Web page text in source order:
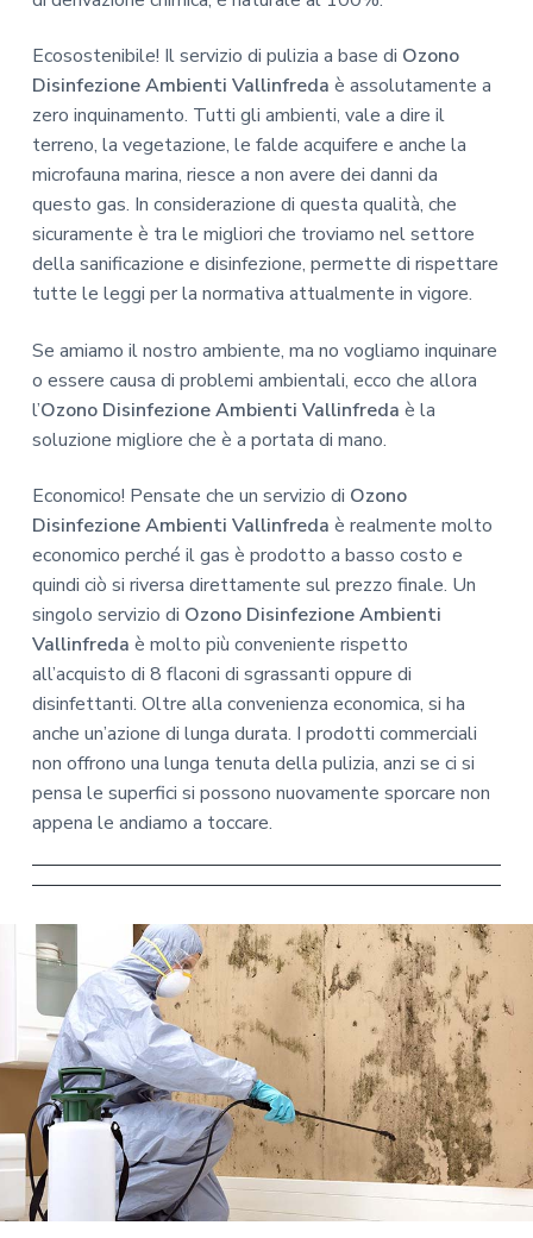
Ecosostenibile! Il servizio di pulizia a base di Ozono
Disinfezione Ambienti Vallinfreda è assolutamente a
zero inquinamento. Tutti gli ambienti, vale a dire il
terreno, la vegetazione, le falde acquifere e anche la
microfauna marina, riesce a non avere dei danni da
questo gas. In considerazione di questa qualità, che
sicuramente è tra le migliori che troviamo nel settore
della sanificazione e disinfezione, permette di rispettare
tutte le leggi per la normativa attualmente in vigore.
Se amiamo il nostro ambiente, ma no vogliamo inquinare
o essere causa di problemi ambientali, ecco che allora
l’Ozono Disinfezione Ambienti Vallinfreda è la
soluzione migliore che è a portata di mano.
Economico! Pensate che un servizio di Ozono
Disinfezione Ambienti Vallinfreda è realmente molto
economico perché il gas è prodotto a basso costo e
quindi ciò si riversa direttamente sul prezzo finale. Un
singolo servizio di Ozono Disinfezione Ambienti
Vallinfreda è molto più conveniente rispetto
all’acquisto di 8 flaconi di sgrassanti oppure di
disinfettanti. Oltre alla convenienza economica, si ha
anche un’azione di lunga durata. I prodotti commerciali
non offrono una lunga tenuta della pulizia, anzi se ci si
pensa le superfici si possono nuovamente sporcare non
appena le andiamo a toccare.